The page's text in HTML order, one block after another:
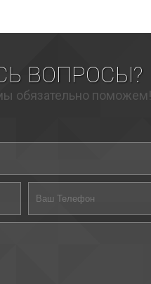
ВОПРОСЫ?
обязательно поможем!